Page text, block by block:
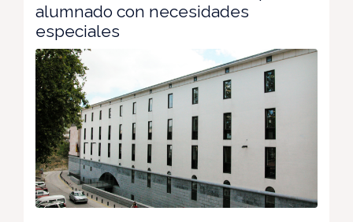
alumnado con necesidades
especiales